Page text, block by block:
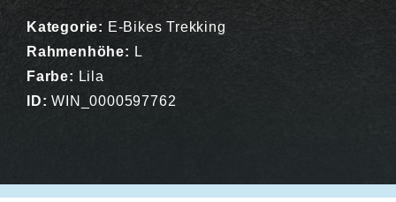
Kategorie: E-Bikes Trekking
Rahmenhöhe: L
Farbe: Lila
ID: WIN_0000597762